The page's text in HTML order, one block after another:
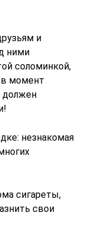
и
ними
соломинкой,
момент
должен
незнакомая
сигареты,
свои